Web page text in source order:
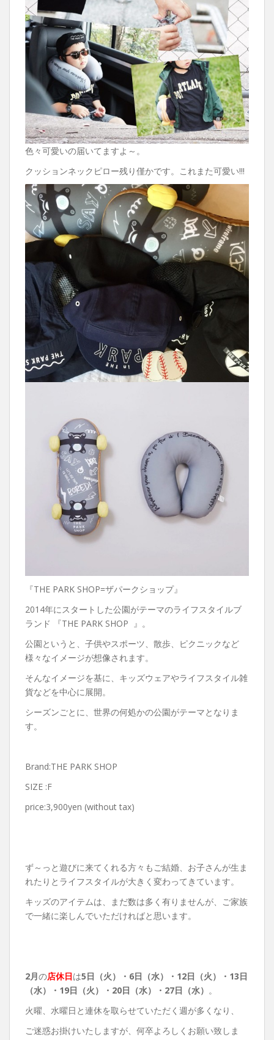
色々可愛いの届いてますよ～。
クッションネックピロー残り僅かです。これまた可愛い!!!
『THE PARK SHOP=ザパークショップ』
2014年にスタートした公園がテーマのライフスタイルブ
ランド 『THE PARK SHOP 』。
公園というと、子供やスポーツ、散歩、ピクニックなど
様々なイメージが想像されます。
そんなイメージを基に、キッズウェアやライフスタイル雑
貨などを中心に展開。
シーズンごとに、世界の何処かの公園がテーマとなりま
す。
Brand:THE PARK SHOP
SIZE :F
price:3,900yen (without tax)
ず～っと遊びに来てくれる方々もご結婚、お子さんが生ま
れたりとライフスタイルが大きく変わってきています。
キッズのアイテムは、まだ数は多く有りませんが、ご家族
で一緒に楽しんでいただければと思います。
2月の店休日は5日（火）・6日（水）・12日（火）・13日
（水）・19日（火）・20日（水）・27日（水） 。
火曜、水曜日と連休を取らせていただく週が多くなり、
ご迷惑お掛けいたしますが、何卒よろしくお願い致しま